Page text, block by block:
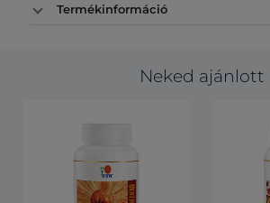
Termékinformáció
Neked ajánlott